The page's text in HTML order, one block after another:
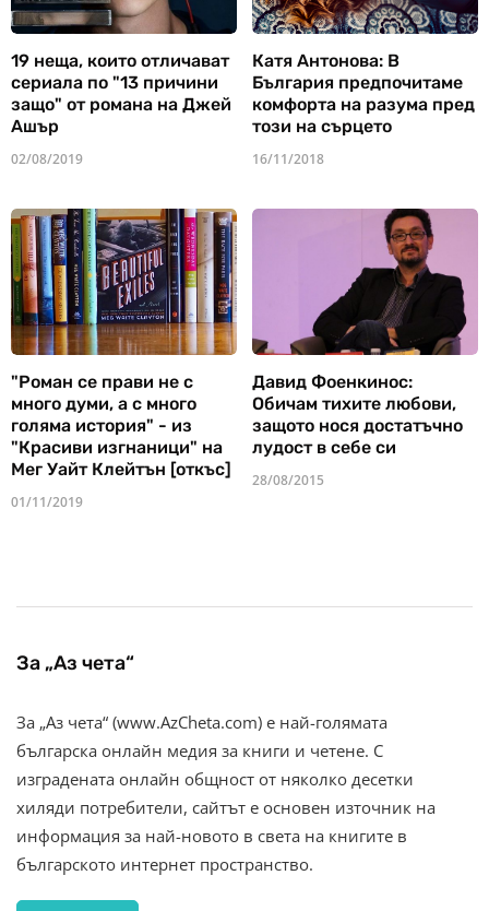
19 неща, които отличават
сериала по "13 причини
защо" от романа на Джей
Ашър
02/08/2019
Катя Антонова: В
България предпочитаме
комфорта на разума пред
този на сърцето
16/11/2018
"Роман се прави не с
много думи, а с много
голяма история" - из
"Красиви изгнаници" на
Мег Уайт Клейтън [откъс]
01/11/2019
Давид Фоенкинос:
Обичам тихите любови,
защото нося достатъчно
лудост в себе си
28/08/2015
За „Аз чета“
За „Аз чета“ (www.AzCheta.com) е най-голямата
българска онлайн медия за книги и четене. С
изградената онлайн общност от няколко десетки
хиляди потребители, сайтът е основен източник на
информация за най-новото в света на книгите в
българското интернет пространство.